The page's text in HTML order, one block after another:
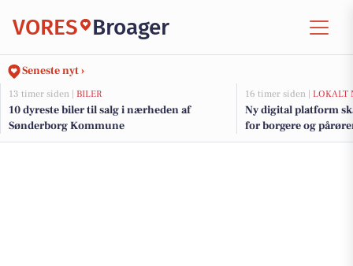
VORES Broager
Seneste nyt ›
13 timer siden | BILER
10 dyreste biler til salg i nærheden af
Sønderborg Kommune
16 timer siden | LOKALT
Ny digital platform
for borgere og
Kommune at følge